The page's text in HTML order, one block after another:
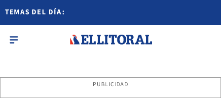
TEMAS DEL DÍA:
PUBLICIDAD